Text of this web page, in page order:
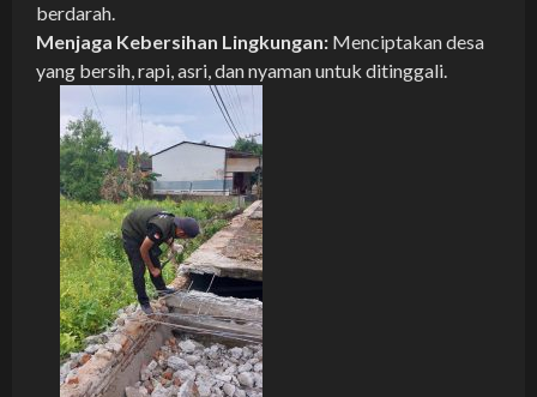
berdarah.
Menjaga Kebersihan Lingkungan: Menciptakan desa
yang bersih, rapi, asri, dan nyaman untuk ditinggali.